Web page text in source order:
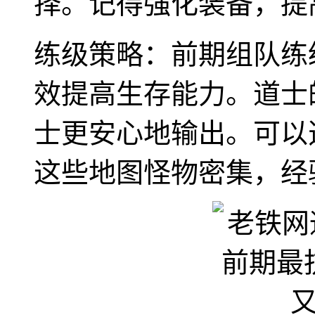
练级策略：前期组队
效提高生存能力。道
士更安心地输出。可
这些地图怪物密集，